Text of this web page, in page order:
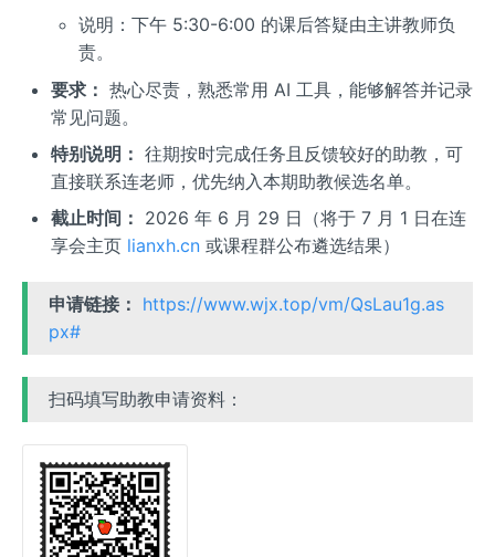
说明：下午 5:30-6:00 的课后答疑由主讲教师负
责。
要求： 热心尽责，熟悉常用 AI 工具，能够解答并记录
常见问题。
特别说明： 往期按时完成任务且反馈较好的助教，可
直接联系连老师，优先纳入本期助教候选名单。
截止时间： 2026 年 6 月 29 日（将于 7 月 1 日在连
享会主页 lianxh.cn或课程群公布遴选结果）
申请链接： https://www.wjx.top/vm/QsLau1g.as
px#
扫码填写助教申请资料：